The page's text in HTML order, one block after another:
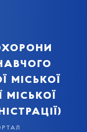
міської
міської